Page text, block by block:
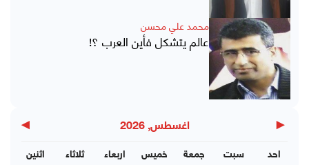
محمد علي محسن
عالم يتشكل فأين العرب ؟!
◀ اغسطس, 2026 ▶
اثنين ثلاثاء اربعاء خميس جمعة سبت احد